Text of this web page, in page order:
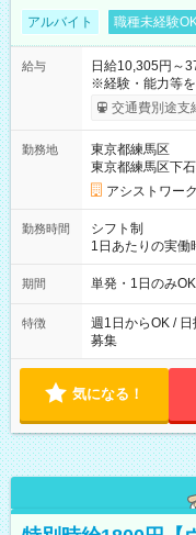
アルバイト 職種未経験
給与
日給10,305円～
※経験・能力等を考
間】試用期間なし
交通費別途支
勤務地
東京都練馬区
東京都練馬区下
アシストワー
勤務時間
シフト制
1日あたりの実働
勤務 勤務：月・水・金
可能です！ ※1日あたりの最大実働時間は日勤、夜勤共に勤務し
期間 単発・1日のみOK
特徴
週1日からOK /
募集
気になる！